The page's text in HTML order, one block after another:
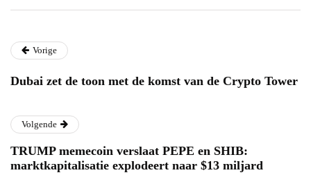
Vorige
Dubai zet de toon met de komst van de Crypto Tower
Volgende
TRUMP memecoin verslaat PEPE en SHIB:
marktkapitalisatie explodeert naar $13 miljard